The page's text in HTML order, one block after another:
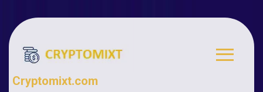
Cryptomixt.com